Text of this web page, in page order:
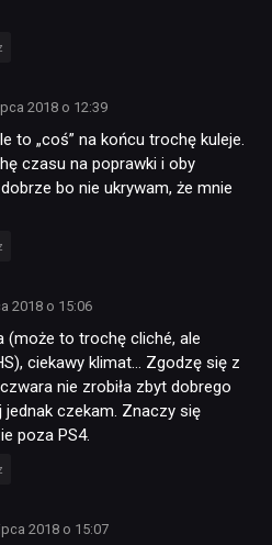
2018 o 12:39
to „coś” na końcu trochę kuleje.
czasu na poprawki i oby
bo nie ukrywam, że mnie
2018 o 15:06
(może to trochę cliché, ale
ciekawy klimat… Zgodzę się z
nie zrobiła zbyt dobrego
jednak czekam. Znaczy się
poza PS4.
2018 o 15:07